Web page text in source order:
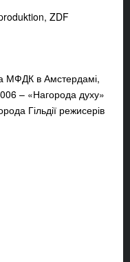
ZDF
МФДК в Амстердамі,
– «Нагорода духу»
Гільдії режисерів